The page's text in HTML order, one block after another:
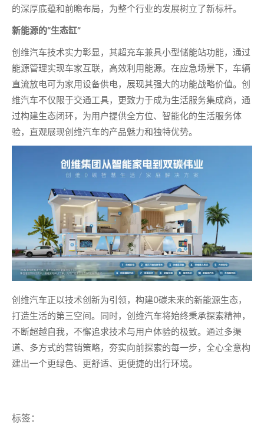
的深厚底蕴和前瞻布局，为整个行业的发展树立了新标杆。
新能源的“生态缸”
创维汽车技术实力彰显，其超充车兼具小型储能站功能，通过
能源管理实现车家互联，高效利用能源。在应急场景下，车辆
直流放电可为家用设备供电，展现其强大的功能战略价值。创
维汽车不仅限于交通工具，更致力于成为生活服务集成商，通
过构建生态闭环，为用户提供全方位、智能化的生活服务体
验，直观展现创维汽车的产品魅力和独特优势。
创维汽车正以技术创新为引领，构建0碳未来的新能源生态，
打造生活的第三空间。同时，创维汽车将始终秉承探索精神，
不断超越自我，不懈追求技术与用户体验的极致。通过多渠
道、多方式的营销策略，夯实向前探索的每一步，全心全意构
建出一个更绿色、更舒适、更便捷的出行环境。
标签：